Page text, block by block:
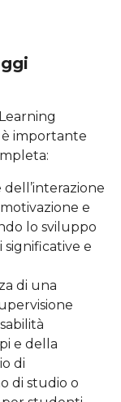
importante
dell’interazione
e
lo sviluppo
significative e
di una
e della
di
di studio o